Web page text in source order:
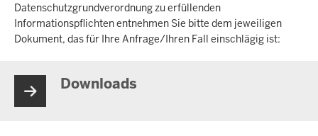
Datenschutzgrundverordnung zu erfüllenden
Informationspflichten entnehmen Sie bitte dem jeweiligen
Dokument, das für Ihre Anfrage/Ihren Fall einschlägig ist:
Downloads